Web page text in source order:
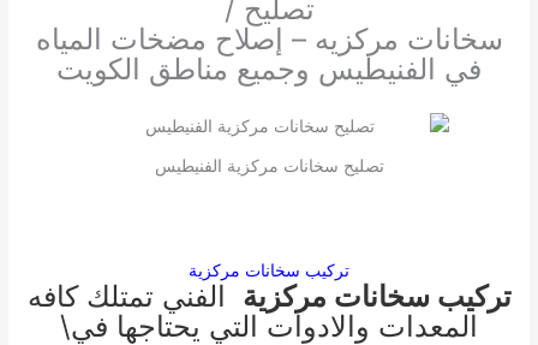
تصليح /
سخانات مركزيه – إصلاح مضخات المياه
في الفنيطيس وجميع مناطق الكويت
تصليح سخانات مركزية الفنيطيس
تركيب سخانات مركزية
تركيب سخانات مركزية الفني تمتلك كافه
المعدات والادوات التي يحتاجها في\